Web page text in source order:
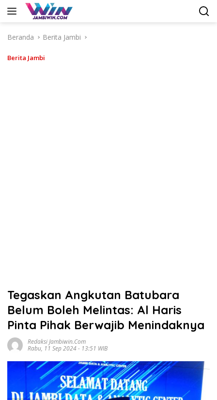
Langsung
Beranda
Berita Jambi
Berita Jambi
Tegaskan Angkutan Batubara
Belum Boleh Melintas: Al Haris
Pinta Pihak Berwajib Menindaknya
Redaksi Jambiwin.com
Rabu, 11 Sep 2024 - 13:51 WIB